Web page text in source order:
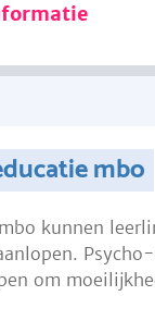
mbo
kunnen
om